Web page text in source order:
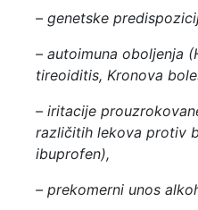
– genetske
– autoimuna oboljenja
tireoiditis, Kronova
– iritacije
različitih lekova protiv
ibuprofen),
– prekomerni unos